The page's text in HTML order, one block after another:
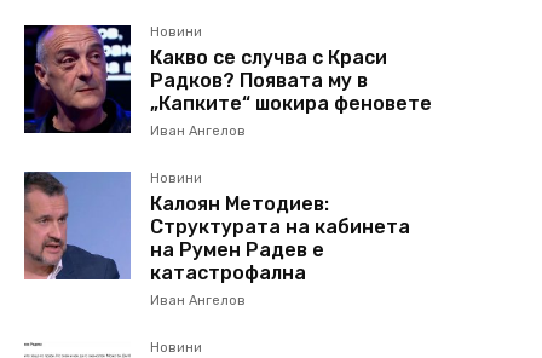
Новини
Какво се случва с Краси
Радков? Появата му в
„Капките“ шокира феновете
Иван Ангелов
Новини
Калоян Методиев:
Структурата на кабинета
на Румен Радев е
катастрофална
Иван Ангелов
Новини